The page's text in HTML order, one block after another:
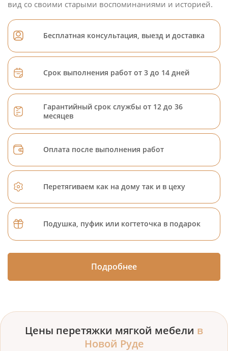
Бесплатная консультация, выезд и доставка
Срок выполнения работ от 3 до 14 дней
Гарантийный срок службы от 12 до 36
месяцев
Оплата после выполнения работ
Перетягиваем как на дому так и в цеху
Подушка, пуфик или когтеточка в подарок
Подробнее
вид со своими старыми воспоминаниями и историей.
Цены перетяжки мягкой мебели в
Новой Руде